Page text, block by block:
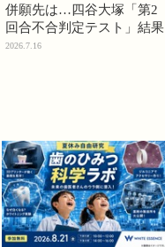
併願先は…四谷大塚「第2
回合不合判定テスト」結果
2026.7.16